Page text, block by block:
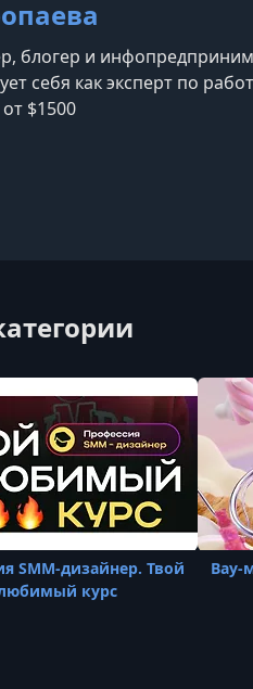
блогер и
себя как эксперт по
$1500
SMM-дизайнер. Твой
курс
Вау-